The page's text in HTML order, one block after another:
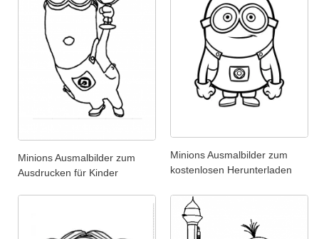
Minions Ausmalbilder zum
Ausdrucken für Kinder
Minions Ausmalbilder zum
kostenlosen Herunterladen